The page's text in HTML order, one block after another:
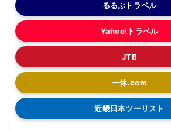
るるぶトラベル
Yahoo!トラベル
JTB
一休.com
近畿日本ツーリスト